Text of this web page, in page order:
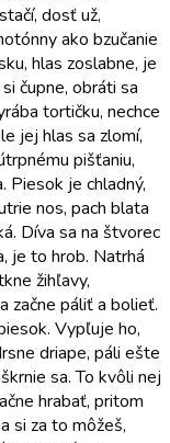
dosť už,
ako bzučanie
hlas zoslabne, je
čupne, obráti sa
tortičku, nechce
jej hlas sa zlomí,
pišťaniu,
Piesok je chladný,
nos, pach blata
Díva sa na štvorec
je to hrob. Natrhá
žihľavy,
začne páliť a bolieť.
Vypľuje ho,
driape, páli ešte
sa. To kvôli nej
hrabať, pritom
si za to môžeš,